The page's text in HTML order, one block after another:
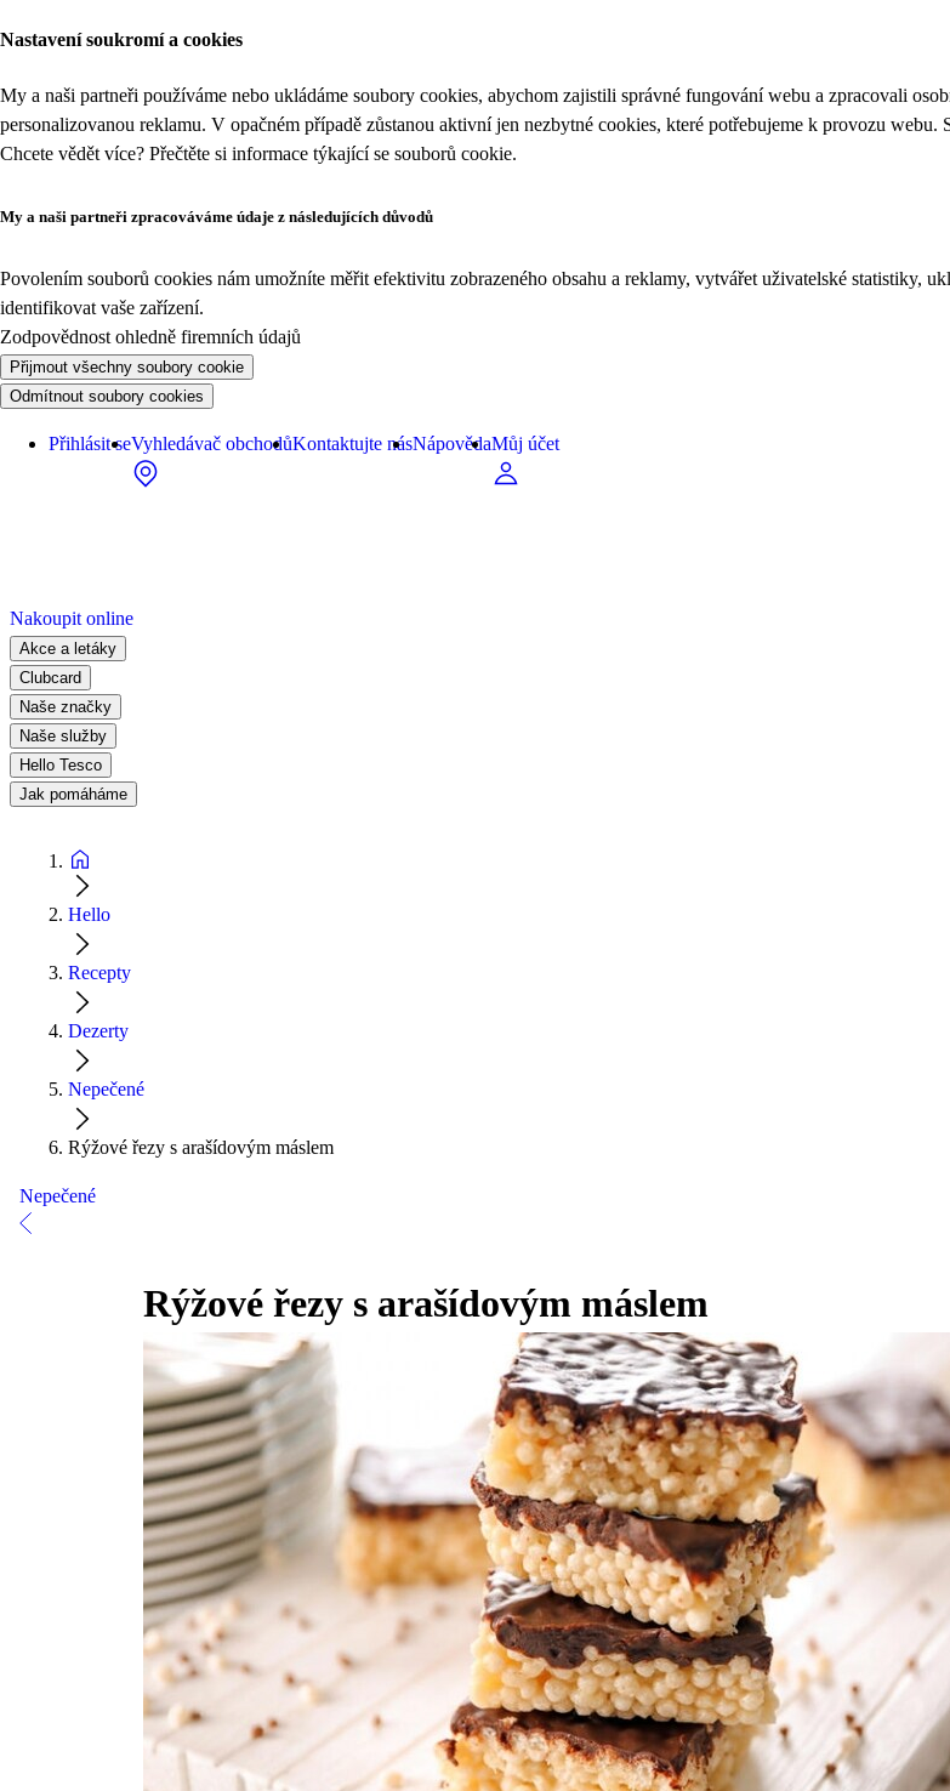
Nastavení soukromí a cookies
My a naši partneři používáme nebo ukládáme soubory cookies, abychom zajistili správné fungování webu a zpracovali
personalizovanou reklamu. V opačném případě zůstanou aktivní jen nezbytné cookies, které potřebujeme k provozu
Chcete vědět více? Přečtěte si informace týkající se souborů cookie.
My a naši partneři zpracováváme údaje z následujících důvodů
Povolením souborů cookies nám umožníte měřit efektivitu zobrazeného obsahu a reklamy, vytvářet uživatelské statistiky,
identifikovat vaše zařízení.
Zodpovědnost ohledně firemních údajů
Přijmout všechny soubory cookie
Odmítnout soubory cookies
Přihlásit seVyhledávač obchodůKontaktujte násNápovědaMůj účet
Nakoupit online
Akce a letáky
Clubcard
Naše značky
Naše služby
Hello Tesco
Jak pomáháme
Hello
Recepty
Dezerty
Nepečené
Rýžové řezy s arašídovým máslem
Nepečené
Rýžové řezy s arašídovým máslem